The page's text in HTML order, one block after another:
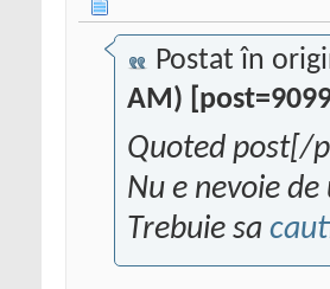
Postat în
AM)
Quoted post[/
Nu e nevoie
Trebuie sa